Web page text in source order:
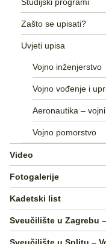
Zašto se upisati?
Uvjeti upisa
Vojno inženjerstvo
Vojno vođenje i
Aeronautika –
Vojno pomorstvo
Video
Fotogalerije
Kadetski list
Sveučilište u Zagrebu
Sveučilište u Splitu –